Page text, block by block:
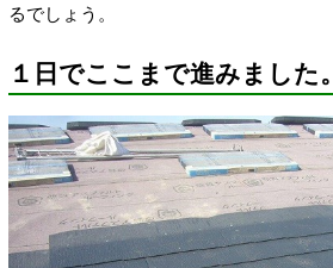
るでしょう。
１日でここまで進みました。